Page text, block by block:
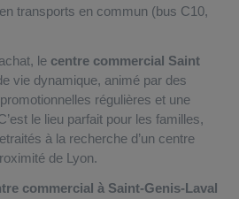
transports en commun (bus C10,
le centre commercial Saint
vie dynamique, animé par des
régulières et une
le lieu parfait pour les familles,
à la recherche d’un centre
de Lyon.
commercial à Saint-Genis-Laval